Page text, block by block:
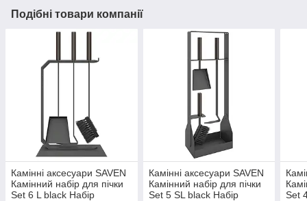
Подібні товари компанії
Камінні аксесуари SAVEN
Камінний набір для пічки
Set 6 L black Набір
Камінні аксесуари SAVEN
Камінний набір для пічки
Set 5 SL black Набір
Set